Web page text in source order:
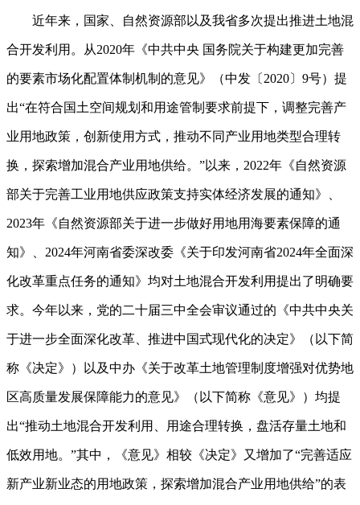
近年来，国家、自然资源部以及我省多次提出推进土地混
合开发利用。从2020年《中共中央 国务院关于构建更加完善
的要素市场化配置体制机制的意见》（中发〔2020〕9号）提
出“在符合国土空间规划和用途管制要求前提下，调整完善产
业用地政策，创新使用方式，推动不同产业用地类型合理转
换，探索增加混合产业用地供给。”以来，2022年《自然资源
部关于完善工业用地供应政策支持实体经济发展的通知》、
2023年《自然资源部关于进一步做好用地用海要素保障的通
知》、2024年河南省委深改委《关于印发河南省2024年全面深
化改革重点任务的通知》均对土地混合开发利用提出了明确要
求。今年以来，党的二十届三中全会审议通过的《中共中央关
于进一步全面深化改革、推进中国式现代化的决定》（以下简
称《决定》）以及中办《关于改革土地管理制度增强对优势地
区高质量发展保障能力的意见》（以下简称《意见》）均提
出“推动土地混合开发利用、用途合理转换，盘活存量土地和
低效用地。”其中，《意见》相较《决定》又增加了“完善适应
新产业新业态的用地政策，探索增加混合产业用地供给”的表